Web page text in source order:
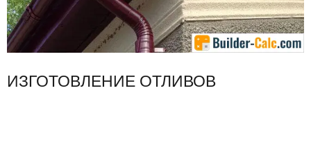
ИЗГОТОВЛЕНИЕ ОТЛИВОВ